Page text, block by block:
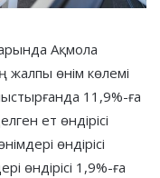
Ақмола
өнім көлемі
11,9%-ға
ет өндірісі
өндірісі
өндірісі 1,9%-ға